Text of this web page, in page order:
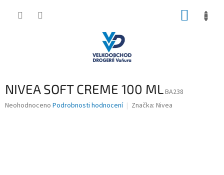
NIVEA SOFT CREME 100 MLBA238
Průměrné
Neohodnoceno Podrobnosti hodnocení Značka: Nivea